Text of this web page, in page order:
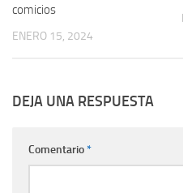
comicios
ENERO 15, 2024
DEJA UNA RESPUESTA
Comentario*